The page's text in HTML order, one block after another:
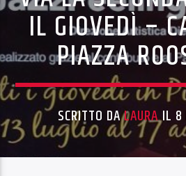
IL GIOVEDÌ –
PIAZZA
SCRITTO DALAURAIL 8